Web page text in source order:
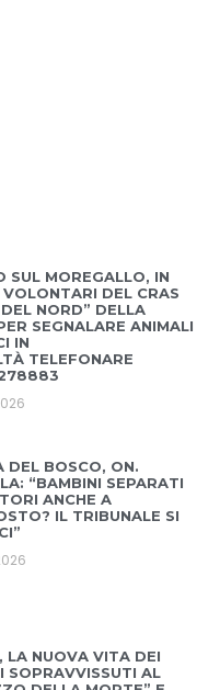
SUL MOREGALLO, IN
DEL CRAS
NORD” DELLA
SEGNALARE ANIMALI
IN
TELEFONARE
DEL BOSCO, ON.
“BAMBINI SEPARATI
ANCHE A
IL TRIBUNALE SI
LA NUOVA VITA DEI
SOPRAVVISSUTI AL